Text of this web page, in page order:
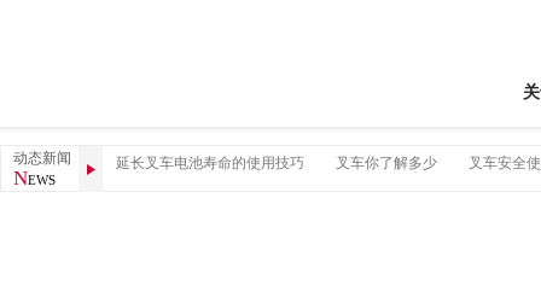
几种故障 延长叉车电池寿命的使用技巧 叉车你了解多少 叉车安全使
动态新闻
NEWS